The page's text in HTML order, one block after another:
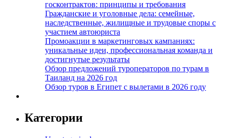
госконтрактов: принципы и требования
Гражданские и уголовные дела: семейные,
наследственные, жилищные и трудовые споры с
участием автоюриста
Промоакции в маркетинговых кампаниях:
уникальные идеи, профессиональная команда и
достигнутые результаты
Обзор предложений туроператоров по турам в
Таиланд на 2026 год
Обзор туров в Египет с вылетами в 2026 году
Категории